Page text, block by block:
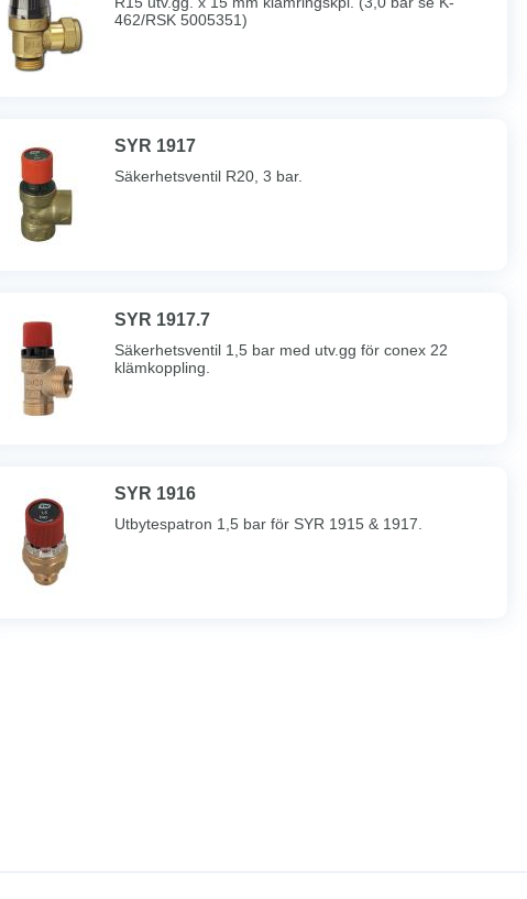
462/RSK 5005351)
SYR 1917
Säkerhetsventil R20, 3 bar.
SYR 1917.7
Säkerhetsventil 1,5 bar med utv.gg för conex 22
klämkoppling.
SYR 1916
Utbytespatron 1,5 bar för SYR 1915 & 1917.